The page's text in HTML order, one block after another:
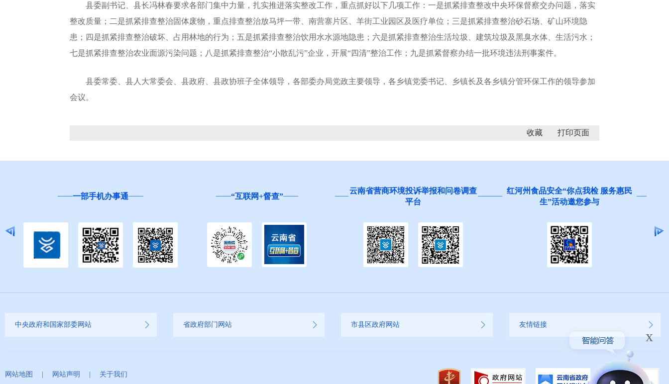
县委副书记、县长冯林春要求各部门集中力量，扎实推进落实整改工作，重点抓好以下几项工作：一是抓紧排查整改中央环保督察交办问题，落实
整改质量；二是抓紧排查整治固体废物，重点排查整治放马坪一带、南营寨片区、羊街工业园区及医疗单位；三是抓紧排查整治砂石场、矿山环境隐
患；四是抓紧排查整治破坏、占用林地的行为；五是抓紧排查整治饮用水水源地隐患；六是抓紧排查整治生活垃圾、建筑垃圾及黑臭水体、生活污水；
七是抓紧排查整治农业面源污染问题；八是抓紧排查整治“小散乱污”企业，开展“四清”整治工作；九是抓紧督察办结一批环境违法刑事案件。
县委常委、县人大常委会、县政府、县政协班子全体领导，各部委办局党政主要领导，各乡镇党委书记、乡镇长及各乡镇分管环保工作的领导参加
会议。
收藏
一部手机办事通 “互联网+督查”
云南省营商环境投诉举报和问卷调查
平台
红河州食品安全“你点我检 服务惠民
生”活动邀您参与
中央政府和国家部委网站 省政府部门网站 市县区政府网站 友情链接
网站地图 | 网站声明 | 关于我们
x